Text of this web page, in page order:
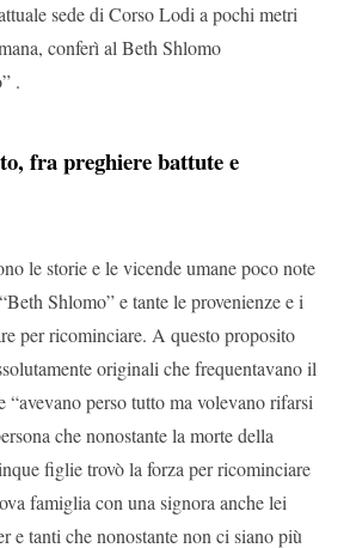
sede di Corso Lodi a pochi metri
conferì al Beth Shlomo
.
fra preghiere battute e
le storie e le vicende umane poco note
Shlomo” e tante le provenienze e i
per ricominciare. A questo proposito
originali che frequentavano il
“avevano perso tutto ma volevano rifarsi
che nonostante la morte della
figlie trovò la forza per ricominciare
famiglia con una signora anche lei
e tanti che nonostante non ci siano più